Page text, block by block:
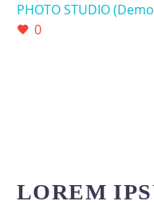
PHOTO STUDIO
0
LOREM